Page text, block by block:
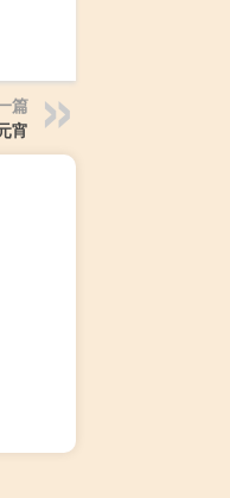
篇
宵